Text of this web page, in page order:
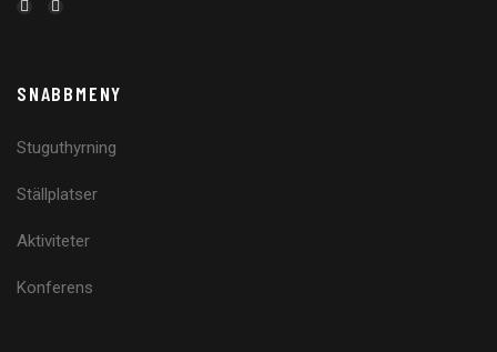
SNABBMENY
Stuguthyrning
Ställplatser
Aktiviteter
Konferens